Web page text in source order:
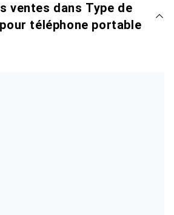
ventes dans Type de
téléphone portable